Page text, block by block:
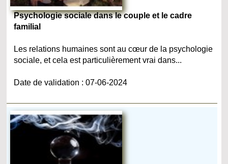
Psychologie sociale dans le couple et le cadre
familial
Les relations humaines sont au cœur de la psychologie
sociale, et cela est particulièrement vrai dans...
Date de validation : 07-06-2024